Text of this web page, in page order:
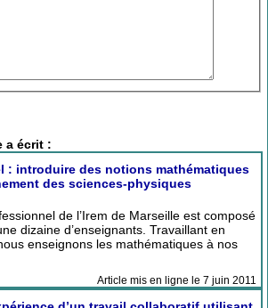
a écrit :
: introduire des notions mathématiques
des sciences-physiques
de l’Irem de Marseille est composé
dizaine d’enseignants. Travaillant en
enseignons les mathématiques à nos
Article mis en ligne le 7 juin 2011